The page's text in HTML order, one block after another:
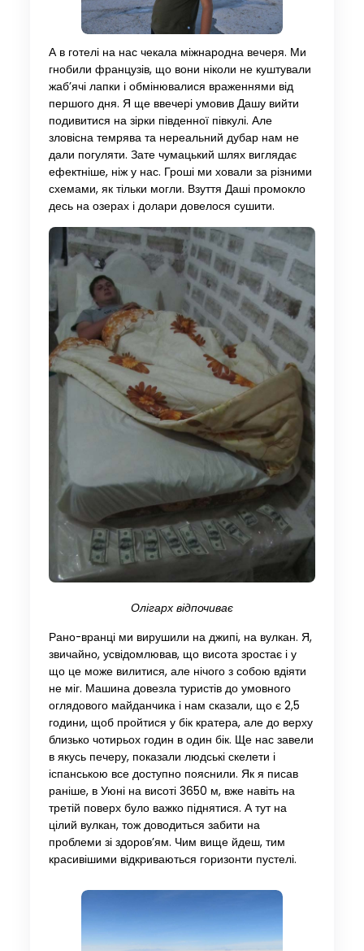
А в готелі на нас чекала міжнародна вечеря. Ми
гнобили французів, що вони ніколи не куштували
жаб’ячі лапки і обмінювалися враженнями від
першого дня. Я ще ввечері умовив Дашу вийти
подивитися на зірки південної півкулі. Але
зловісна темрява та нереальний дубар нам не
дали погуляти. Зате чумацький шлях виглядає
ефектніше, ніж у нас. Гроші ми ховали за різними
схемами, як тільки могли. Взуття Даші промокло
десь на озерах і долари довелося сушити.
Олігарх відпочиває
Рано-вранці ми вирушили на джипі, на вулкан. Я,
звичайно, усвідомлював, що висота зростає і у
що це може вилитися, але нічого з собою вдіяти
не міг. Машина довезла туристів до умовного
оглядового майданчика і нам сказали, що є 2,5
години, щоб пройтися у бік кратера, але до верху
близько чотирьох годин в один бік. Ще нас завели
в якусь печеру, показали людські скелети і
іспанською все доступно пояснили. Як я писав
раніше, в Уюні на висоті 3650 м, вже навіть на
третій поверх було важко піднятися. А тут на
цілий вулкан, тож доводиться забити на
проблеми зі здоров’ям. Чим вище йдеш, тим
красивішими відкриваються горизонти пустелі.